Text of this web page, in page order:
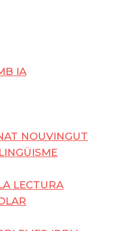
IA
NOUVINGUT
LECTURA